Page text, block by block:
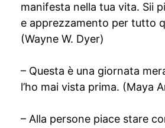
manifesta nella tua vita. Sii
e apprezzamento per tutto
(Wayne W. Dyer)
– Questa è una giornata
l’ho mai vista prima. (Maya
– Alla persone piace stare